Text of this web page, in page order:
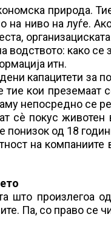
природа.
на ниво на луѓе.
водството: како се
итн.
капацитети за
тие кои
непосредно се
сѐ покус
понизок од 18
на
што произлегоа
Па, со право се